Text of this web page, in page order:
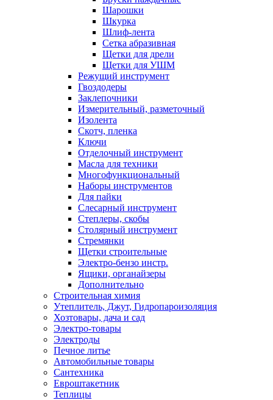
Шарошки
Шкурка
Шлиф-лента
Сетка абразивная
Щетки для дрели
Щетки для УШМ
Режущий инструмент
Гвоздодеры
Заклепочники
Измерительный, разметочный
Изолента
Скотч, пленка
Ключи
Отделочный инструмент
Масла для техники
Многофункциональный
Наборы инструментов
Для пайки
Слесарный инструмент
Степлеры, скобы
Столярный инструмент
Стремянки
Щетки строительные
Электро-бензо инстр.
Ящики, органайзеры
Дополнительно
Строительная химия
Утеплитель, Джут, Гидропароизоляция
Хозтовары, дача и сад
Электро-товары
Электроды
Печное литье
Автомобильные товары
Сантехника
Евроштакетник
Теплицы